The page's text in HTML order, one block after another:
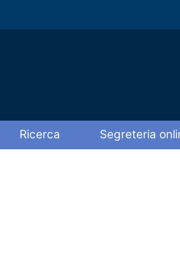
Ricerca Segreteria